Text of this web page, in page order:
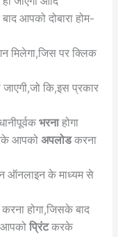
आपको दोबारा होम-
मिलेगा,जिस पर क्लिक
कि,इस प्रकार
भरनाहोगा
आपको अपलोडकरना
ऑनलाइन के माध्यम से
होगा,जिसके बाद
आपको प्रिंटकरके